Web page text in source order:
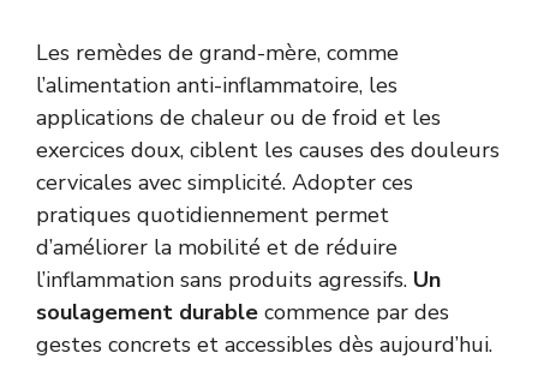
Les remèdes de grand-mère, comme
l’alimentation anti-inflammatoire, les
applications de chaleur ou de froid et les
exercices doux, ciblent les causes des douleurs
cervicales avec simplicité. Adopter ces
pratiques quotidiennement permet
d’améliorer la mobilité et de réduire
l’inflammation sans produits agressifs. Un
soulagement durable commence par des
gestes concrets et accessibles dès aujourd’hui.